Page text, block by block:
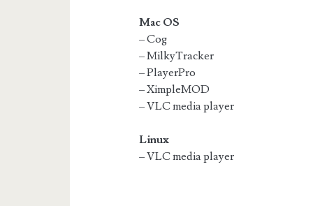
Mac OS
– Cog
– MilkyTracker
– PlayerPro
– XimpleMOD
– VLC media player
Linux
– VLC media player